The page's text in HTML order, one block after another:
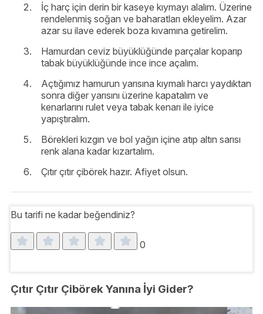
İç harç için derin bir kaseye kıymayı alalım. Üzerine
rendelenmiş soğan ve baharatları ekleyelim. Azar
azar su ilave ederek boza kıvamına getirelim.
Hamurdan ceviz büyüklüğünde parçalar koparıp
tabak büyüklüğünde ince ince açalım.
Açtığımız hamurun yarısına kıymalı harcı yaydıktan
sonra diğer yarısını üzerine kapatalım ve
kenarlarını rulet veya tabak kenarı ile iyice
yapıştıralım.
Börekleri kızgın ve bol yağın içine atıp altın sarısı
renk alana kadar kızartalım.
Çıtır çıtır çibörek hazır. Afiyet olsun.
Bu tarifi ne kadar beğendiniz?
0
Çıtır Çıtır Çibörek Yanına İyi Gider?